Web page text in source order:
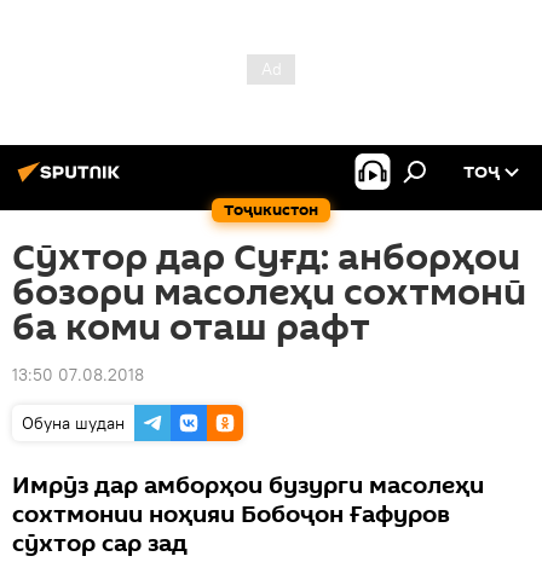
Тоҷикистон
ТОҶ
Сӯхтор дар Суғд: анборҳои
бозори масолеҳи сохтмонӣ
ба коми оташ рафт
13:50 07.08.2018
Обуна шудан
Имрӯз дар амборҳои бузурги масолеҳи
сохтмонии ноҳияи Бобоҷон Ғафуров
сӯхтор сар зад